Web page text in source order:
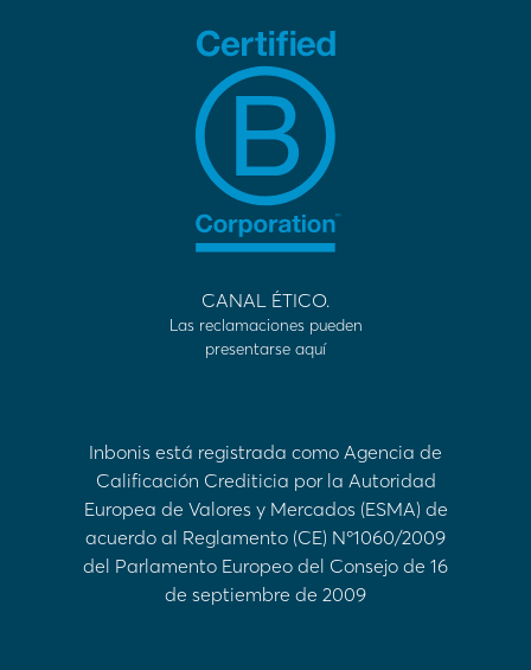
CANAL ÉTICO.
Las reclamaciones pueden
presentarse aquí
Inbonis está registrada como Agencia de
Calificación Crediticia por la Autoridad
Europea de Valores y Mercados (ESMA) de
acuerdo al Reglamento (CE) Nº1060/2009
del Parlamento Europeo del Consejo de 16
de septiembre de 2009